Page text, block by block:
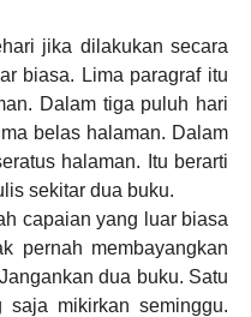
jika dilakukan secara
biasa. Lima paragraf itu
Dalam tiga puluh hari
belas halaman. Dalam
halaman. Itu berarti
sekitar dua buku.
capaian yang luar biasa
pernah membayangkan
dua buku. Satu
mikirkan seminggu.